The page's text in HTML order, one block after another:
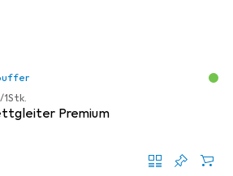
/1Stk.
Premium